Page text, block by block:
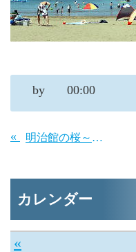
by 00:00
« 明治館の桜～咲き始めました♪
カレンダー
«